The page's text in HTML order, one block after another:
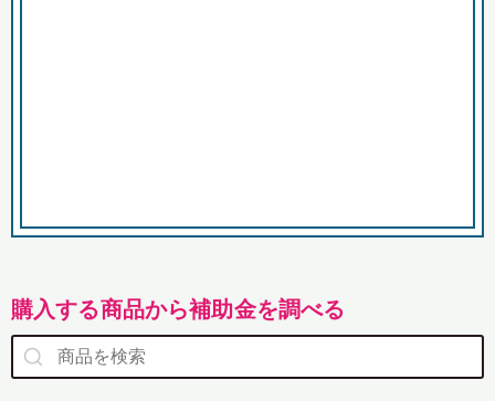
購入する商品から補助金を調べる